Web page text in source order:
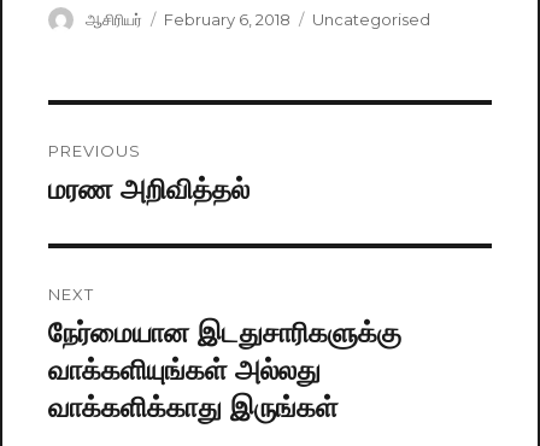
Author
ஆசிரியர்
Posted
February 6, 2018 Categories
Uncategorised
navigation
PREVIOUS
Previous
மரண அறிவித்தல்
NEXT
Next
post:
நேர்மையான இடதுசாரிகளுக்கு
வாக்களியுங்கள் அல்லது
வாக்களிக்காது இருங்கள்